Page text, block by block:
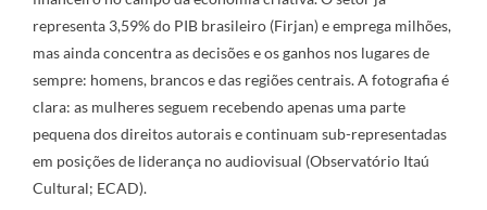
representa 3,59% do PIB brasileiro (Firjan) e emprega milhões,
mas ainda concentra as decisões e os ganhos nos lugares de
sempre: homens, brancos e das regiões centrais. A fotografia é
clara: as mulheres seguem recebendo apenas uma parte
pequena dos direitos autorais e continuam sub-representadas
em posições de liderança no audiovisual (Observatório Itaú
Cultural; ECAD).